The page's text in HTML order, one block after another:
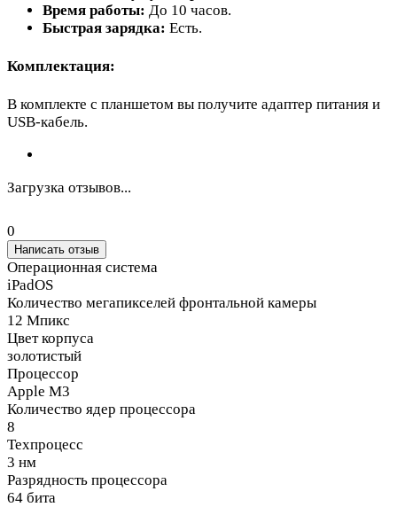
Время работы: До 10 часов.
Быстрая зарядка: Есть.
Комплектация:
В комплекте с планшетом вы получите адаптер питания и
USB-кабель.
Загрузка отзывов...
0
Написать отзыв
Операционная система
iPadOS
Количество мегапикселей фронтальной камеры
12 Мпикс
Цвет корпуса
золотистый
Процессор
Apple M3
Количество ядер процессора
8
Техпроцесс
3 нм
Разрядность процессора
64 бита